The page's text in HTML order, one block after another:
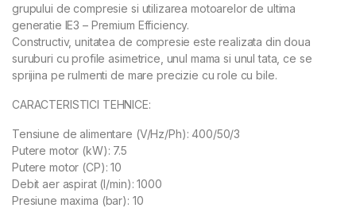
grupului de compresie si utilizarea motoarelor de ultima
generatie IE3 – Premium Efficiency.
Constructiv, unitatea de compresie este realizata din doua
suruburi cu profile asimetrice, unul mama si unul tata, ce se
sprijina pe rulmenti de mare precizie cu role cu bile.
CARACTERISTICI TEHNICE:
Tensiune de alimentare (V/Hz/Ph): 400/50/3
Putere motor (kW): 7.5
Putere motor (CP): 10
Debit aer aspirat (l/min): 1000
Presiune maxima (bar): 10